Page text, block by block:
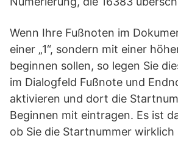
Wenn Ihre Fußnoten im
einer „1“, sondern mit einer
beginnen sollen, so legen Sie
im Dialogfeld Fußnote und
aktivieren und dort die
Beginnen mit eintragen. Es ist
ob Sie die Startnummer wirklich